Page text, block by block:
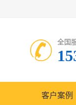
全国
客户案例